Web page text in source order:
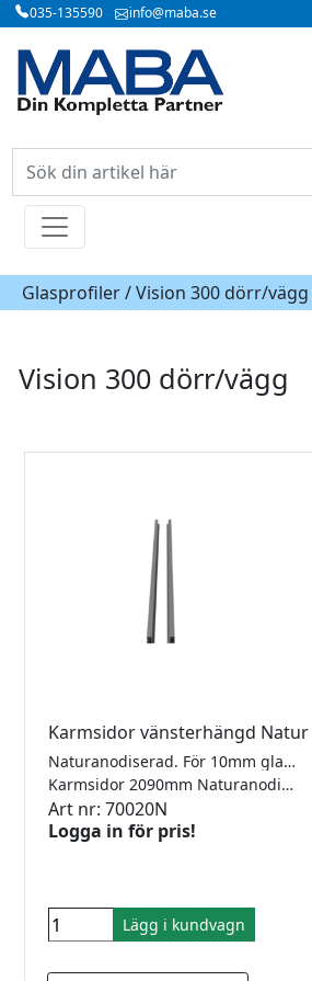
035-135590 info@maba.se
Glasprofiler /Vision 300 dörr/vägg
Vision 300 dörr/vägg
Karmsidor vänsterhängd Natur
Naturanodiserad. För 10mm glas. Förberett för gångjärn och låsbleck. Lev. inkl mont.sats, tätningslist för dörrbladet och spårgummi för fastglassidan. Kilgummi för fastglassidan beställs separat beroende på glastjocklek.
Karmsidor 2090mm Naturanodiserad Vänster
Art nr: 70020N
Logga in för pris!
Lägg i kundvagn